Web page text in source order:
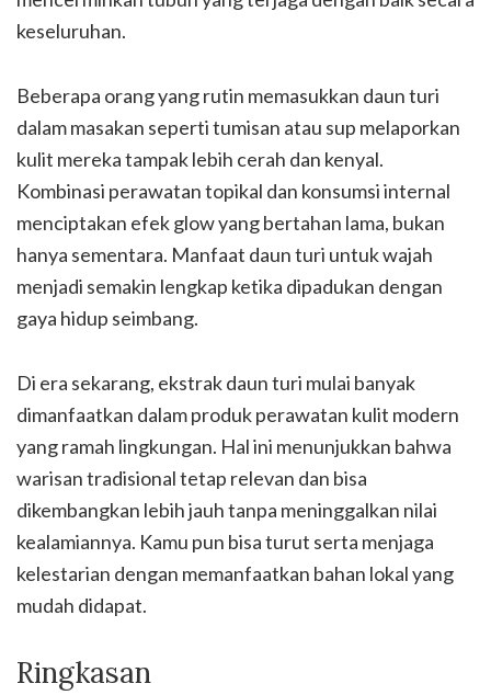
keseluruhan.
Beberapa orang yang rutin memasukkan daun turi
dalam masakan seperti tumisan atau sup melaporkan
kulit mereka tampak lebih cerah dan kenyal.
Kombinasi perawatan topikal dan konsumsi internal
menciptakan efek glow yang bertahan lama, bukan
hanya sementara. Manfaat daun turi untuk wajah
menjadi semakin lengkap ketika dipadukan dengan
gaya hidup seimbang.
Di era sekarang, ekstrak daun turi mulai banyak
dimanfaatkan dalam produk perawatan kulit modern
yang ramah lingkungan. Hal ini menunjukkan bahwa
warisan tradisional tetap relevan dan bisa
dikembangkan lebih jauh tanpa meninggalkan nilai
kealamiannya. Kamu pun bisa turut serta menjaga
kelestarian dengan memanfaatkan bahan lokal yang
mudah didapat.
Ringkasan